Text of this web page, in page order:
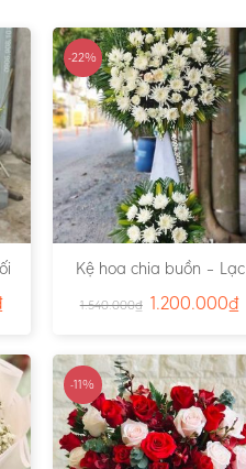
-22%
Kệ hoa chia buồn – Lạc
1.540.000₫ 1.200.000₫
-11%